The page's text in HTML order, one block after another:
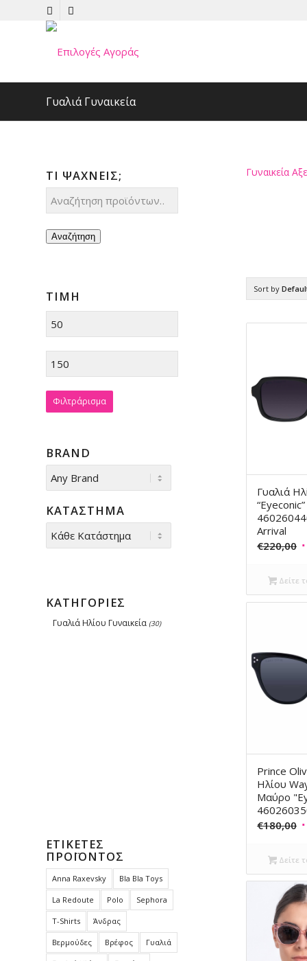
Γυαλιά Γυναικεία
Γυναικεία
Sort by
Γυαλιά
“Eyeconic”
Arrival
€220,00
Δείτε
Prince
Ηλίου
Μαύρο
€180,00
Δείτε
ΤΊ ΨΆΧΝΕΙΣ;
Αναζήτηση
ΤΙΜΉ
Φιλτράρισμα
BRAND
ΚΑΤΆΣΤΗΜΑ
ΚΑΤΗΓΟΡΊΕΣ
Γυαλιά Ηλίου Γυναικεία (30)
ΕΤΙΚΈΤΕΣ
ΠΡΟΪΌΝΤΟΣ
Anna Raxevsky Bla Bla Toys
La Redoute Polo Sephora
T-Shirts Άνδρας
Βερμούδες Βρέφος Γυαλιά